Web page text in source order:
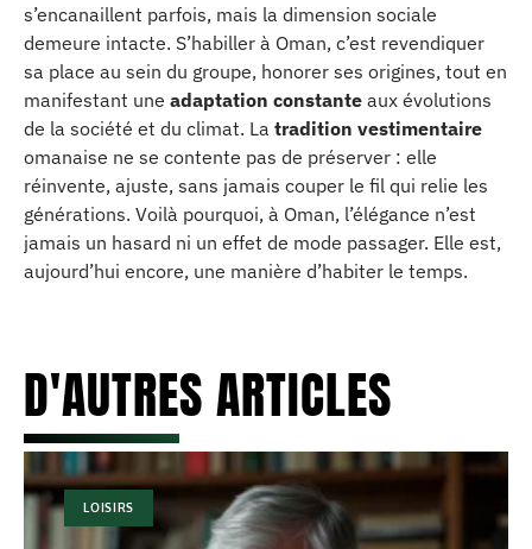
s’encanaillent parfois, mais la dimension sociale
demeure intacte. S’habiller à Oman, c’est revendiquer
sa place au sein du groupe, honorer ses origines, tout en
manifestant une adaptation constante aux évolutions
de la société et du climat. La tradition vestimentaire
omanaise ne se contente pas de préserver : elle
réinvente, ajuste, sans jamais couper le fil qui relie les
générations. Voilà pourquoi, à Oman, l’élégance n’est
jamais un hasard ni un effet de mode passager. Elle est,
aujourd’hui encore, une manière d’habiter le temps.
D'AUTRES ARTICLES
LOISIRS